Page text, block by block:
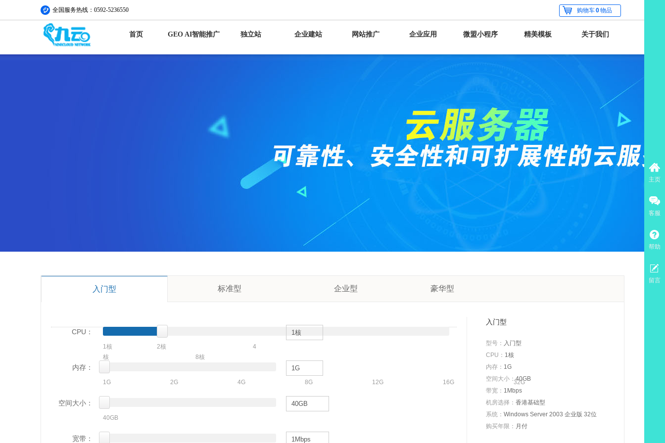
全国服务热线：0592-5236550 购物车0物品
首页 GEO AI智能推广 独立站 企业建站 网站推广 企业应用 微盟小程序 精美模板 关于我们
入门型 标准型 企业型 豪华型
CPU：
1核 2核
4
核
8核
内存：
1G 2G 4G 8G 12G 16G 32G
空间大小：
40GB
宽带：
入门型
型号： 入门型
CPU： 1核
内存： 1G
空间大小：40GB
带宽： 1Mbps
机房选择： 香港基础型
系统： Windows Server 2003 企业版 32位
购买年限： 月付
主页
客服
帮助
留言